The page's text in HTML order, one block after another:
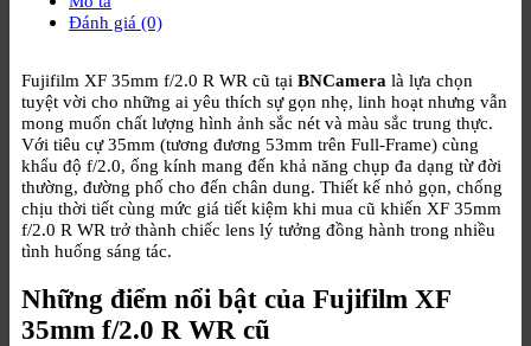
Đánh giá (0)
Fujifilm XF 35mm f/2.0 R WR cũ tại BNCamera là lựa chọn
tuyệt vời cho những ai yêu thích sự gọn nhẹ, linh hoạt nhưng vẫn
mong muốn chất lượng hình ảnh sắc nét và màu sắc trung thực.
Với tiêu cự 35mm (tương đương 53mm trên Full-Frame) cùng
khẩu độ f/2.0, ống kính mang đến khả năng chụp đa dạng từ đời
thường, đường phố cho đến chân dung. Thiết kế nhỏ gọn, chống
chịu thời tiết cùng mức giá tiết kiệm khi mua cũ khiến XF 35mm
f/2.0 R WR trở thành chiếc lens lý tưởng đồng hành trong nhiều
tình huống sáng tác.
Những điểm nổi bật của Fujifilm XF
35mm f/2.0 R WR cũ